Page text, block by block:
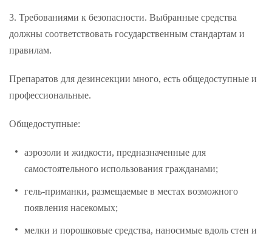
Требованиями к безопасности. Выбранные средства
должны соответствовать государственным стандартам и
правилам.
Препаратов для дезинсекции много, есть общедоступные и
профессиональные.
Общедоступные:
аэрозоли и жидкости, предназначенные для
самостоятельного использования гражданами;
гель-приманки, размещаемые в местах возможного
появления насекомых;
мелки и порошковые средства, наносимые вдоль стен и